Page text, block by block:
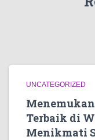
UNCATEGORIZED
Terbaik di
Menikmati